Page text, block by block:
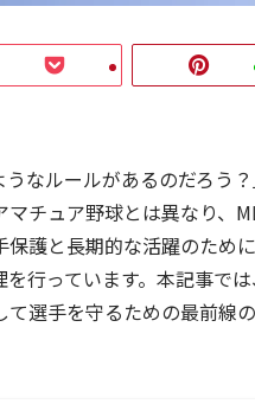
なルールがあるのだろう
チュア野球とは異なり、
護と長期的な活躍のため
行っています。本記事で
選手を守るための最前線